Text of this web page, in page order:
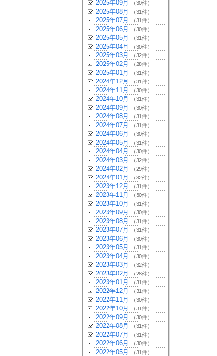
2025年09月 （30件）
2025年08月 （31件）
2025年07月 （31件）
2025年06月 （30件）
2025年05月 （31件）
2025年04月 （30件）
2025年03月 （32件）
2025年02月 （28件）
2025年01月 （31件）
2024年12月 （31件）
2024年11月 （30件）
2024年10月 （31件）
2024年09月 （30件）
2024年08月 （31件）
2024年07月 （31件）
2024年06月 （30件）
2024年05月 （31件）
2024年04月 （30件）
2024年03月 （32件）
2024年02月 （29件）
2024年01月 （32件）
2023年12月 （31件）
2023年11月 （30件）
2023年10月 （31件）
2023年09月 （30件）
2023年08月 （31件）
2023年07月 （31件）
2023年06月 （30件）
2023年05月 （31件）
2023年04月 （30件）
2023年03月 （32件）
2023年02月 （28件）
2023年01月 （31件）
2022年12月 （31件）
2022年11月 （30件）
2022年10月 （31件）
2022年09月 （30件）
2022年08月 （31件）
2022年07月 （31件）
2022年06月 （30件）
2022年05月 （31件）